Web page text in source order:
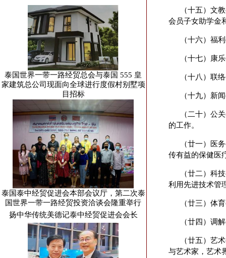
泰国世界一带一路经贸总会与泰国 555 皇
家建筑总公司现面向全球进行度假村别墅项
目招标
泰国泰中经贸促进会本部会议厅，第二次泰
国世界一带一路经贸投资洽谈会隆重举行
扬中华传统美德记泰中经贸促进会会长
（十五）文
会员子女助学金
（十六）福
（十七）康
（十八）联
（十九）新
（二十）公
的工作。
（廿一）医
传有益的保健医
（廿二）科
利用先进技术管
（廿三）体
（廿四）调
（廿五）艺
与艺术家，艺术